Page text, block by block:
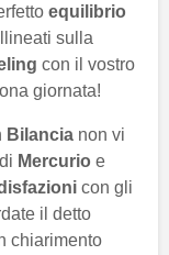
equilibrio
sulla
con il vostro
giornata!
Bilancia non vi
Mercurio e
con gli
il detto
chiarimento